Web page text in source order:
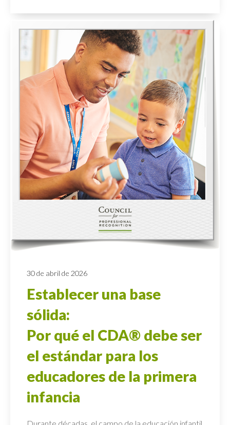
30 de abril de 2026
Establecer una base
sólida:
Por qué el CDA® debe ser
el estándar para los
educadores de la primera
infancia